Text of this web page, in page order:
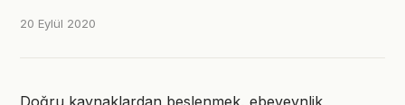
20 Eylül 2020
Doğru kaynaklardan beslenmek, ebeveynlik